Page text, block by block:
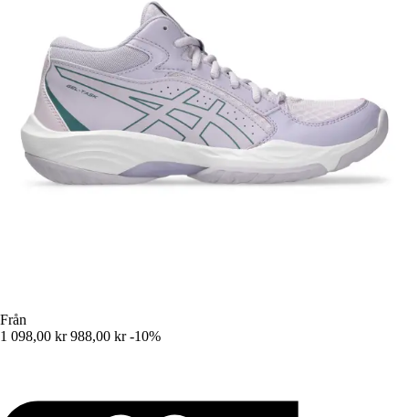
Från
1 098,00 kr 988,00 kr -10%